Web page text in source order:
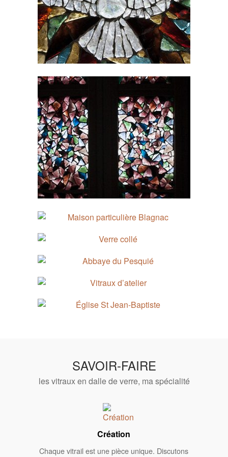
SAVOIR-FAIRE
les vitraux en dalle de verre, ma spécialité
Création
Chaque vitrail est une pièce unique. Discutons